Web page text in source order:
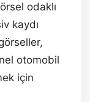
odaklı
kaydı
otomobil
için